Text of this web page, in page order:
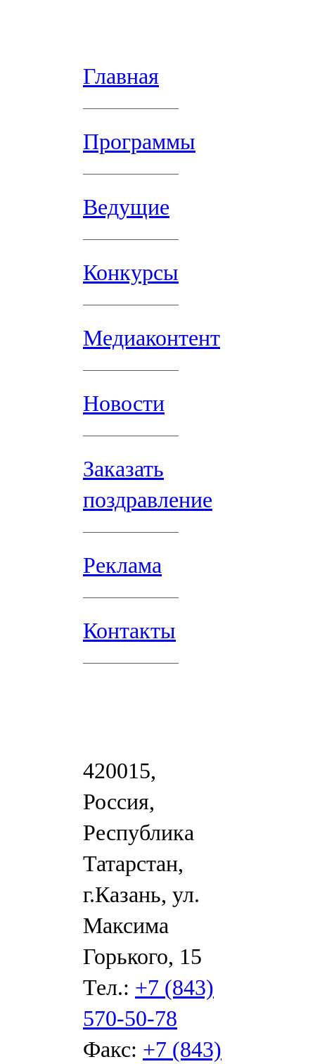
Главная
Программы
Ведущие
Конкурсы
Медиаконтент
Новости
Заказать
поздравление
Реклама
Контакты
420015,
Россия,
Республика
Татарстан,
г.Казань, ул.
Максима
Горького, 15
Тел.: +7 (843)
570-50-78
Факс: +7 (843)